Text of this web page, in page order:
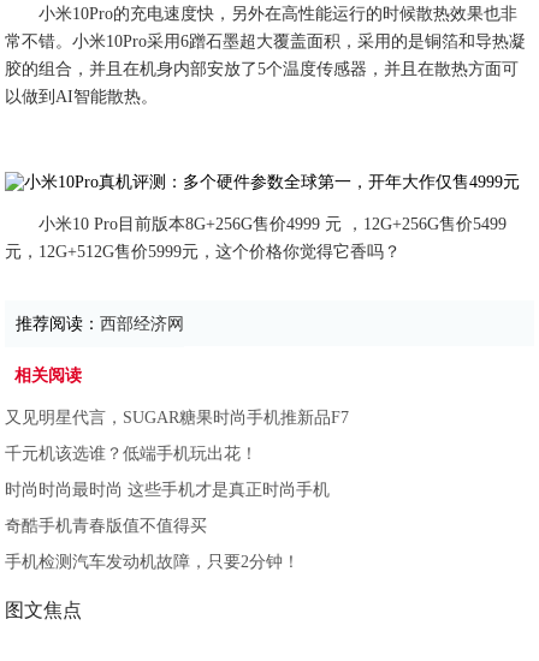
小米10Pro的充电速度快，另外在高性能运行的时候散热效果也非
常不错。小米10Pro采用6蹭石墨超大覆盖面积，采用的是铜箔和导热凝
胶的组合，并且在机身内部安放了5个温度传感器，并且在散热方面可
以做到AI智能散热。
小米10 Pro目前版本8G+256G售价4999 元 ，12G+256G售价5499
元，12G+512G售价5999元，这个价格你觉得它香吗？
推荐阅读：西部经济网
相关阅读
又见明星代言，SUGAR糖果时尚手机推新品F7
千元机该选谁？低端手机玩出花！
时尚时尚最时尚 这些手机才是真正时尚手机
奇酷手机青春版值不值得买
手机检测汽车发动机故障，只要2分钟！
图文焦点